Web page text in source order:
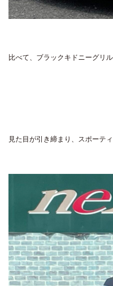
比べて、ブラックキドニーグリ
見た目が引き締まり、スポーテ